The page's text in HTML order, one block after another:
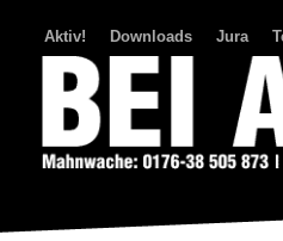
Aktiv! Downloads Jura